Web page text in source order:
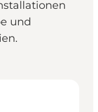
und